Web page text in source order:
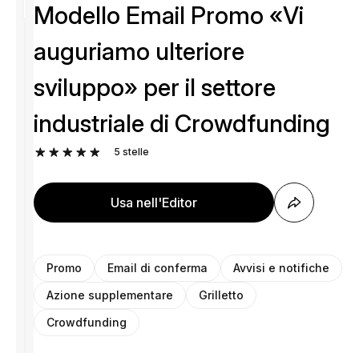
Modello Email Promo «Vi
auguriamo ulteriore
sviluppo» per il settore
industriale di Crowdfunding
5 stelle
Usa nell'Editor
Promo Email di conferma
Avvisi e notifiche
Azione supplementare
Grilletto
Crowdfunding